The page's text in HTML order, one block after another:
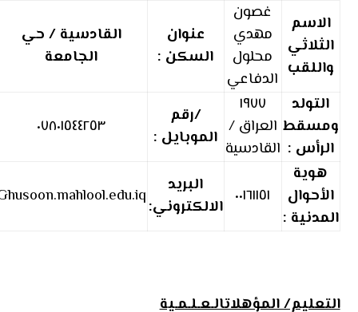
الاسم
الثلاثي
واللقب
غصون
مهدي
محلول
الدفاعي
عنوان
السكن :
القادسية / حي
الجامعة
التولد
ومسقط
الرأس :
١٩٧٧
العراق /
القادسية
/رقم
الموبايل :
٠٧٨٠١٥٤٤٢٥٣
هوية
الأحوال
المدنية :
٠٠١٦١١٥١
البريد
الالكتروني:
التعليم/ المؤهلاتالـعـلـمـية